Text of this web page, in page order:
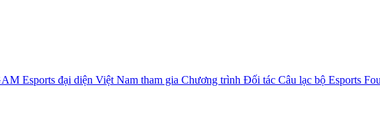
Esports đại diện Việt Nam tham gia Chương trình Đối tác Câu lạc bộ Esports